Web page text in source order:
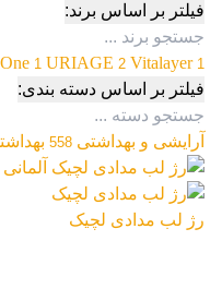
فیلتر بر اساس برند:
1 URIAGE 2 Vitalayer 1
فیلتر بر اساس دسته بندی:
آرایشی و بهداشتی 558
رژ لب مدادی لچیک